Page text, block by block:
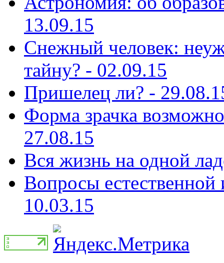
13.09.15
Снежный человек:
тайну? - 02.09.15
Пришелец ли? -
Форма зрачка
27.08.15
Вся жизнь на одной
Вопросы естественной
10.03.15